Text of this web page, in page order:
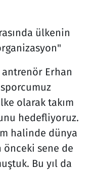
ülkenin
Erhan
olarak takım
hedefliyoruz.
halinde dünya
sene de
Bu yıl da